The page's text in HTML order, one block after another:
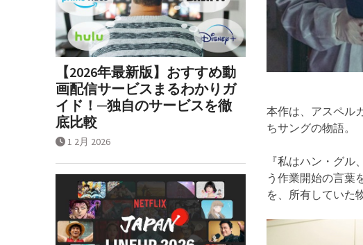
本作は、アスペル
ちサングの物語。
『私はハン・グ
う作業開始の言葉
を、所有していた
【2026年最新版】おすすめ動
画配信サービスまるわかりガ
イド！─独自のサービスを徹
底比較
1 2月 2026